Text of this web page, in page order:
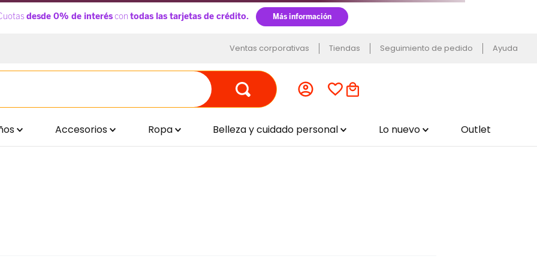
Ventas corporativas Tiendas Seguimiento de pedido Ayuda
Accesorios Ropa Belleza y cuidado personal Lo nuevo Outlet